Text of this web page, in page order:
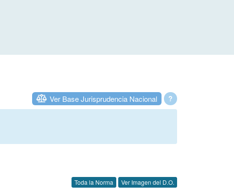
?
Ver Base Jurisprudencia Nacional
Toda la Norma Ver Imagen del D.O.